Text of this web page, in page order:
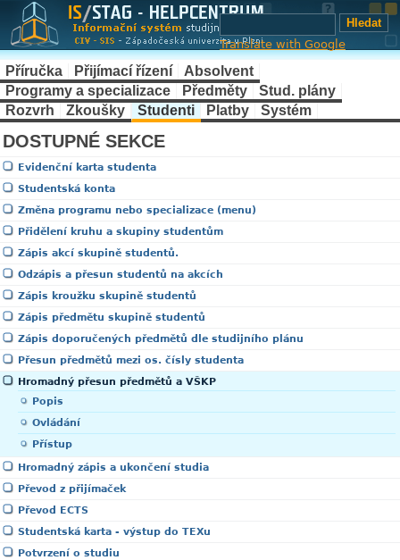
Translate with Google
Příručka Přijímací řízení
Absolvent
Programy a specializace
Předměty
Stud. plány
Rozvrh
Zkoušky Studenti Platby Systém
DOSTUPNÉ SEKCE
Evidenční karta studenta
Studentská konta
Změna programu nebo specializace (menu)
Přidělení kruhu a skupiny studentům
Zápis akcí skupině studentů.
Odzápis a přesun studentů na akcích
Zápis kroužku skupině studentů
Zápis předmětu skupině studentů
Zápis doporučených předmětů dle studijního plánu
Přesun předmětů mezi os. čísly studenta
Hromadný přesun předmětů a VŠKP
Popis
Ovládání
Přístup
Hromadný zápis a ukončení studia
Převod z přijímaček
Převod ECTS
Studentská karta - výstup do TEXu
Potvrzení o studiu